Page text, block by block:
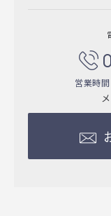
営業時